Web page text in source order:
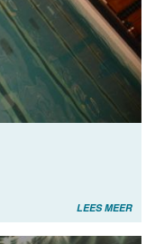
LEES MEER